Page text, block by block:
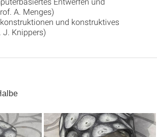
A. Menges)
und konstruktives
J. Knippers)